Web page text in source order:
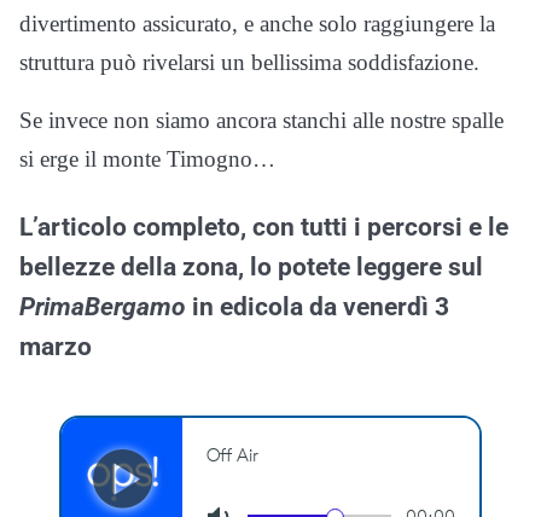
divertimento assicurato, e anche solo raggiungere la
struttura può rivelarsi un bellissima soddisfazione.
Se invece non siamo ancora stanchi alle nostre spalle
si erge il monte Timogno…
L’articolo completo, con tutti i percorsi e le
bellezze della zona, lo potete leggere sul
PrimaBergamo in edicola da venerdì 3
marzo